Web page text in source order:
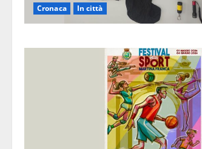
Cronaca In città